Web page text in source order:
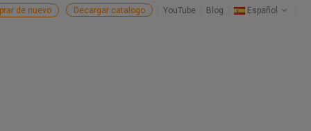
Español
Blog
YouTube
Decargar catalogo
de nuevo